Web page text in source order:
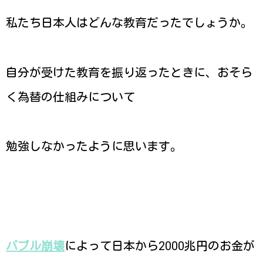
私たち日本人はどんな教育だったでしょうか。
自分が受けた教育を振り返ったときに、おそら
く為替の仕組みについて
勉強しなかったように思います。
バブル崩壊によって日本から2000兆円のお金が